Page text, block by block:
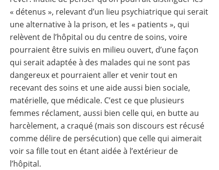
« détenus », relevant d’un lieu psychiatrique qui serait
une alternative à la prison, et les « patients », qui
relèvent de l’hôpital ou du centre de soins, voire
pourraient être suivis en milieu ouvert, d’une façon
qui serait adaptée à des malades qui ne sont pas
dangereux et pourraient aller et venir tout en
recevant des soins et une aide aussi bien sociale,
matérielle, que médicale. C’est ce que plusieurs
femmes réclament, aussi bien celle qui, en butte au
harcèlement, a craqué (mais son discours est récusé
comme délire de persécution) que celle qui aimerait
voir sa fille tout en étant aidée à l’extérieur de
l’hôpital.